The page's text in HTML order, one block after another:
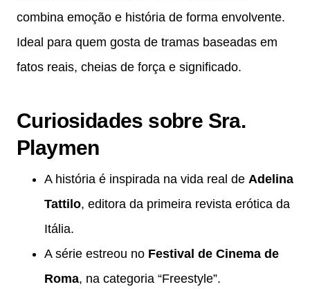
combina emoção e história de forma envolvente.
Ideal para quem gosta de tramas baseadas em
fatos reais, cheias de força e significado.
Curiosidades sobre Sra.
Playmen
A história é inspirada na vida real de Adelina
Tattilo, editora da primeira revista erótica da
Itália.
A série estreou no Festival de Cinema de
Roma, na categoria “Freestyle”.